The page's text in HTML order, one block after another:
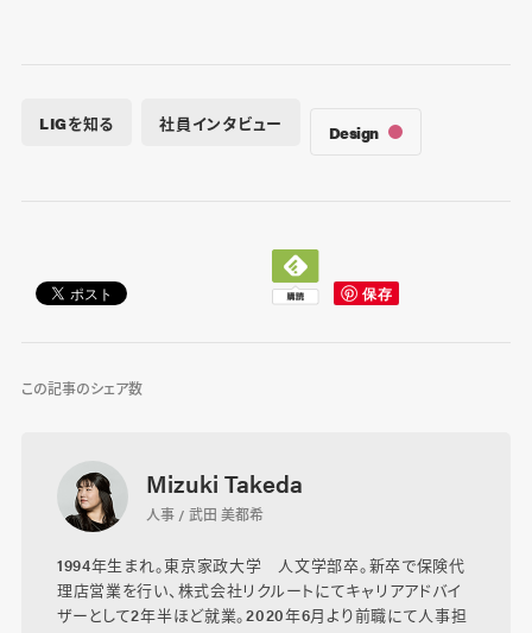
LIGを知る 社員インタビュー Design
この記事のシェア数
Mizuki Takeda
人事 / 武田 美都希
1994年生まれ。東京家政大学 人文学部卒。新卒で保険代
理店営業を行い、株式会社リクルートにてキャリアアドバイ
ザーとして2年半ほど就業。2020年6月より前職にて人事担